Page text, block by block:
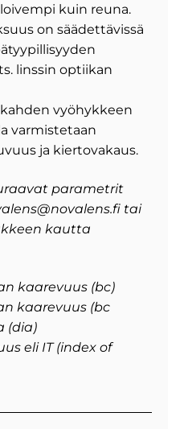
kuin reuna.
on säädettävissä
linssin optiikan
vyöhykkeen
varmistetaan
ja kiertovakaus.
parametrit
tai
kautta
kaarevuus (bc)
kaarevuus (bc
(dia)
eli IT (index of